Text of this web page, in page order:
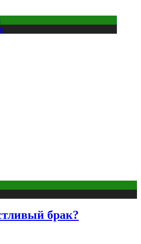
брак?